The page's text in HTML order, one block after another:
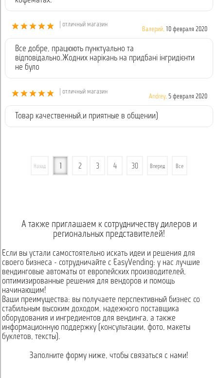
| отличный магазин
Валерий, 10 февраля 2020
Все добре, працюють пунктуально та
відповідально.Жодних нарікань на придбані інгридієнти
не було
| отличный магазин
Andrey, 5 февраля 2020
Товар качественный,и приятные в общении)
Назад 2 3 4 30 Вперед Все
А также приглашаем к сотрудничеству дилеров и
региональных представителей!
Если вы устали самостоятельно искать идеи и решения для
своего бизнеса - сотрудничайте с EasyVending: у нас лучшие
вендинговые автоматы от европейских производителей,
оптимизированные решения для вендоров и помощь
начинающим!
Ваши преимущества: вы получаете перспективный бизнес со
стабильным высоким доходом, надежного поставщика
оборудования и ингредиентов для вендинга, а также
информационную поддержку (консультации, фото, макеты
буклетов, тексты).
Заполните форму ниже, чтобы связаться с нами!